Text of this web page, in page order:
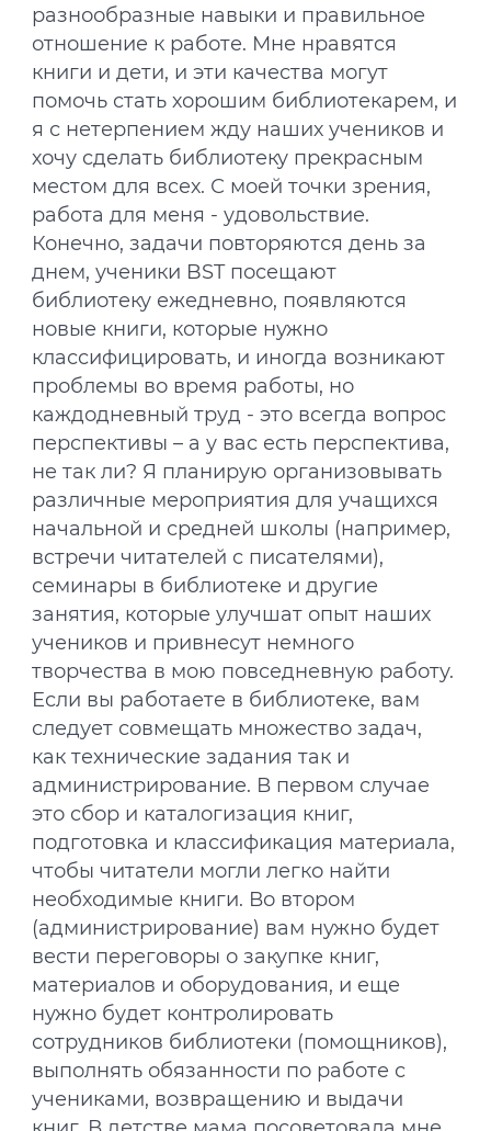
разнообразные навыки и правильное
отношение к работе. Мне нравятся
книги и дети, и эти качества могут
помочь стать хорошим библиотекарем, и
я с нетерпением жду наших учеников и
хочу сделать библиотеку прекрасным
местом для всех. С моей точки зрения,
работа для меня - удовольствие.
Конечно, задачи повторяются день за
днем, ученики BST посещают
библиотеку ежедневно, появляются
новые книги, которые нужно
классифицировать, и иногда возникают
проблемы во время работы, но
каждодневный труд - это всегда вопрос
перспективы – а у вас есть перспектива,
не так ли? Я планирую организовывать
различные мероприятия для учащихся
начальной и средней школы (например,
встречи читателей с писателями),
семинары в библиотеке и другие
занятия, которые улучшат опыт наших
учеников и привнесут немного
творчества в мою повседневную работу.
Если вы работаете в библиотеке, вам
следует совмещать множество задач,
как технические задания так и
администрирование. В первом случае
это сбор и каталогизация книг,
подготовка и классификация материала,
чтобы читатели могли легко найти
необходимые книги. Во втором
(администрирование) вам нужно будет
вести переговоры о закупке книг,
материалов и оборудования, и еще
нужно будет контролировать
сотрудников библиотеки (помощников),
выполнять обязанности по работе с
учениками, возвращению и выдачи